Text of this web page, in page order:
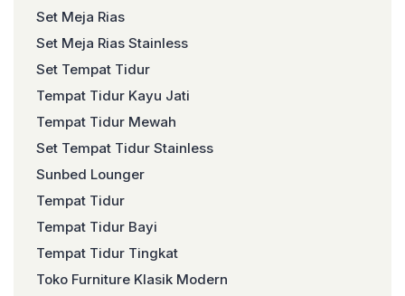
Set Meja Rias
Set Meja Rias Stainless
Set Tempat Tidur
Tempat Tidur Kayu Jati
Tempat Tidur Mewah
Set Tempat Tidur Stainless
Sunbed Lounger
Tempat Tidur
Tempat Tidur Bayi
Tempat Tidur Tingkat
Toko Furniture Klasik Modern